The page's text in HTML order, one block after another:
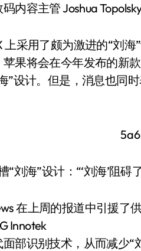
内容主管 Joshua
上采用了颇为激进的“刘
果将会在今年发布的新款
”设计。但是，消息也同
“刘海”设计：“‘刘海’阻
在上周的报道中引援了
Innotek
部识别技术，从而减少“